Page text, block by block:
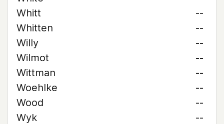
Whitt
--
Whitten
--
Willy
--
Wilmot
--
Wittman
--
Woehlke
--
Wood
--
Wyk
--